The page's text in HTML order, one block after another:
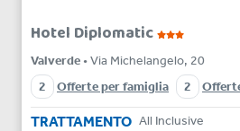
Hotel Diplomatic
Valverde • Via Michelangelo, 20
2
Offerte per famiglia 2
TRATTAMENTO All Inclusive